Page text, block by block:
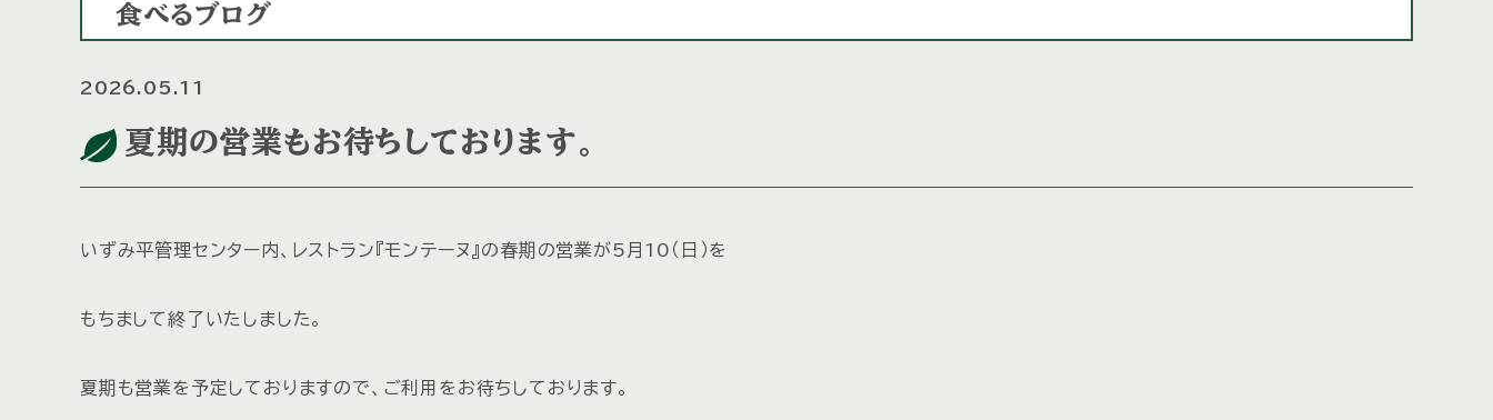
食べるブログ
2026.05.11
夏期の営業もお待ちしております。
いずみ平管理センター内、レストラン『モンテーヌ』の春期の営業が5月10（日）を
もちまして終了いたしました。
夏期も営業を予定しておりますので、ご利用をお待ちしております。